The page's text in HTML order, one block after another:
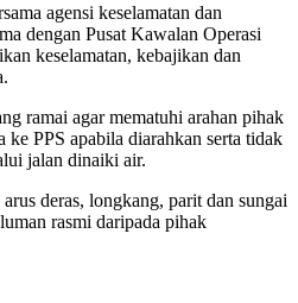
agensi keselamatan dan
dengan Pusat Kawalan Operasi
keselamatan, kebajikan dan
ramai agar mematuhi arahan pihak
ke PPS apabila diarahkan serta tidak
jalan dinaiki air.
deras, longkang, parit dan sungai
rasmi daripada pihak